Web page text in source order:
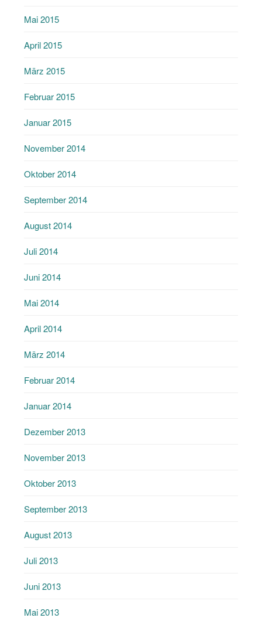
Mai 2015
April 2015
März 2015
Februar 2015
Januar 2015
November 2014
Oktober 2014
September 2014
August 2014
Juli 2014
Juni 2014
Mai 2014
April 2014
März 2014
Februar 2014
Januar 2014
Dezember 2013
November 2013
Oktober 2013
September 2013
August 2013
Juli 2013
Juni 2013
Mai 2013